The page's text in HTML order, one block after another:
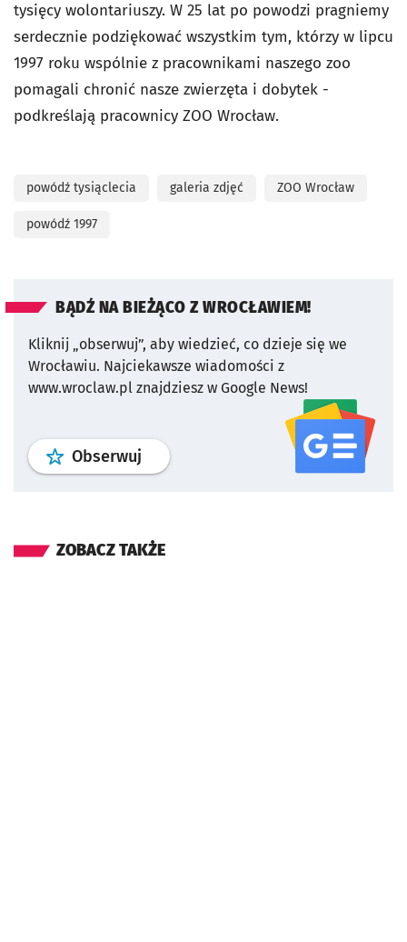
tysięcy wolontariuszy. W 25 lat po powodzi pragniemy
serdecznie podziękować wszystkim tym, którzy w lipcu
1997 roku wspólnie z pracownikami naszego zoo
pomagali chronić nasze zwierzęta i dobytek -
podkreślają pracownicy ZOO Wrocław.
powódź tysiąclecia galeria zdjęć ZOO Wrocław
powódź 1997
BĄDŹ NA BIEŻĄCO Z WROCŁAWIEM!
Kliknij „obserwuj”, aby wiedzieć, co dzieje się we
Wrocławiu. Najciekawsze wiadomości z
www.wroclaw.pl znajdziesz w Google News!
Obserwuj profil serwisu
ZOBACZ TAKŻE